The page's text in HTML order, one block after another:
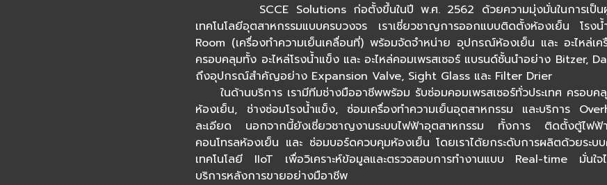
SCCE Solutions ก่อตั้งขึ้นในปี พ.ศ. 2562 ด้วยความมุ่งมั่นในการเป็นผู้นำ
เทคโนโลยีอุตสาหกรรมแบบครบวงจร เราเชี่ยวชาญการออกแบบติดตั้งห้องเย็น โ
Room (เครื่องทำความเย็นเคลื่อนที่) พร้อมจัดจำหน่าย อุปกรณ์ห้องเย็น และ อะไหล่
ครอบคลุมทั้ง อะไหล่โรงน้ำแข็ง และ อะไหล่คอมเพรสเซอร์ แบรนด์ชั้นนำอย่าง Bitzer,
ถึงอุปกรณ์สำคัญอย่าง Expansion Valve, Sight Glass และ Filter Drier
ในด้านบริการ เรามีทีมช่างมืออาชีพพร้อม รับซ่อมคอมเพรสเซอร์ทั่วประเทศ ครอบค
ห้องเย็น, ช่างซ่อมโรงน้ำแข็ง, ซ่อมเครื่องทำความเย็นอุตสาหกรรม และบริการ
ละเอียด นอกจากนี้ยังเชี่ยวชาญงานระบบไฟฟ้าอุตสาหกรรม ทั้งการ ติดตั้งตู้ไฟฟ้
คอนโทรลห้องเย็น และ ซ่อมบอร์ดควบคุมห้องเย็น โดยเราได้ยกระดับการผลิตด้วยระ
เทคโนโลยี IIoT เพื่อวิเคราะห์ข้อมูลและตรวจสอบการทำงานแบบ Real-time มั่นใจ
บริการหลังการขายอย่างมือาชีพ